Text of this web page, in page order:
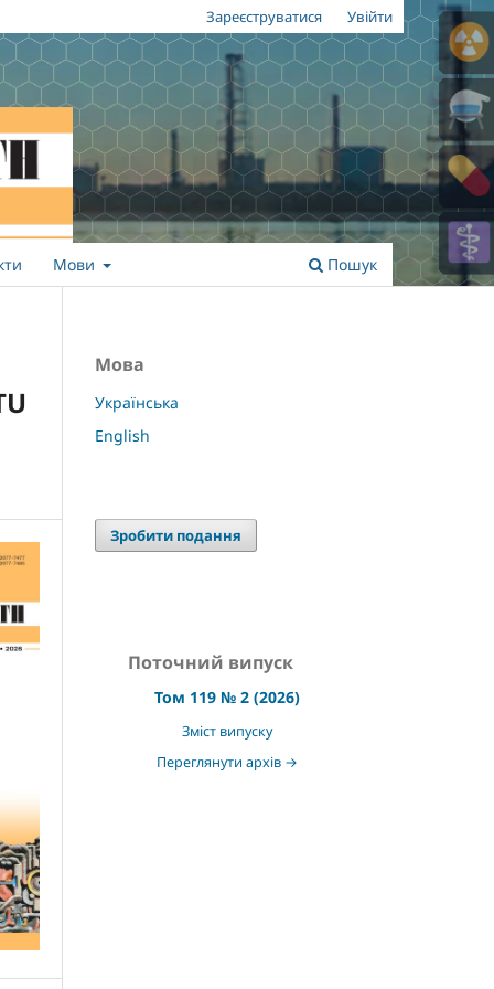
Мови Пошук
Зареєструватися Увійти
Мова
Українська
English
Зробити подання
Поточний випуск
Том 119 № 2 (2026)
Зміст випуску
Переглянути архів →